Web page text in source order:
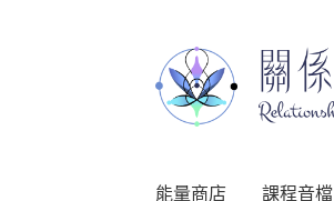
能量商店 課程音檔